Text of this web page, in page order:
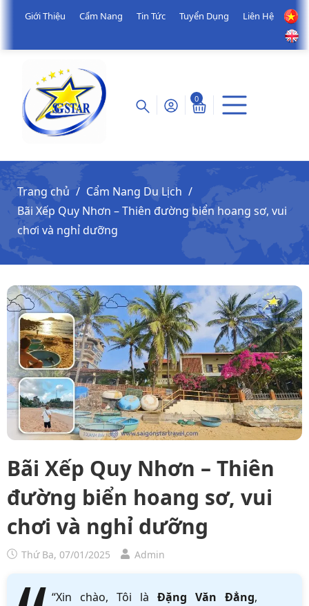
Giới Thiệu Cẩm Nang Tin Tức Tuyển Dụng Liên Hệ
0
Trang chủ
Cẩm Nang Du Lịch
Bãi Xếp Quy Nhơn – Thiên đường biển hoang sơ, vui
chơi và nghỉ dưỡng
Bãi Xếp Quy Nhơn – Thiên
đường biển hoang sơ, vui
chơi và nghỉ dưỡng
Thứ Ba, 07/01/2025 Admin
“Xin chào, Tôi là Đặng Văn Đẳng,